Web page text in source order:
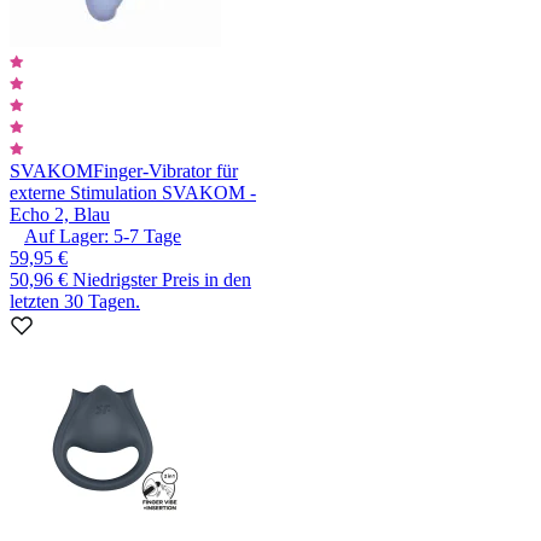
SVAKOMFinger-Vibrator für
externe Stimulation SVAKOM -
Echo 2, Blau
Auf Lager: 5-7 Tage
59,95 €
50,96 € Niedrigster Preis in den
letzten 30 Tagen.